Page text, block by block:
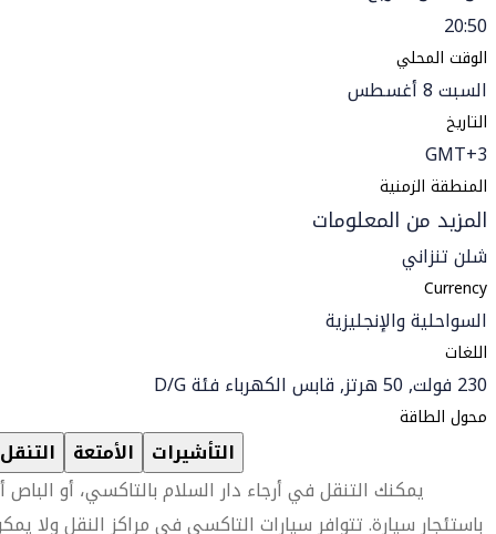
20:50
الوقت المحلي
السبت 8 أغسطس
التاريخ
GMT+3
المنطقة الزمنية
المزيد من المعلومات
شلن تنزاني
Currency
السواحلية والإنجليزية
اللغات
230 فولت, 50 هرتز, قابس الكهرباء فئة D/G
محول الطاقة
التنقل الأمتعة التأشيرات
يمكنك التنقل في أرجاء دار السلام بالتاكسي، أو الباص
باستئجار سيارة. تتوافر سيارات التاكسي في مراكز النقل ولا